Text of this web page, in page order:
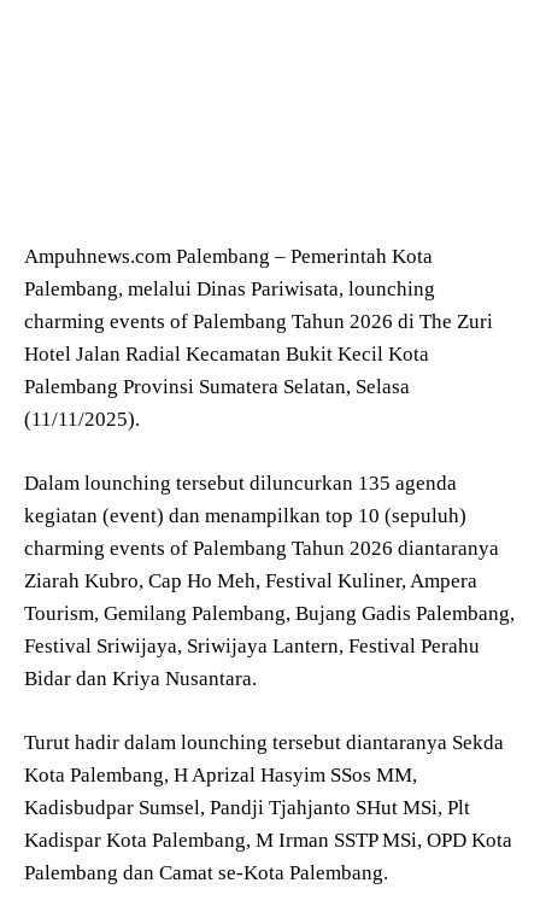
Ampuhnews.com Palembang – Pemerintah Kota
Palembang, melalui Dinas Pariwisata, lounching
charming events of Palembang Tahun 2026 di The Zuri
Hotel Jalan Radial Kecamatan Bukit Kecil Kota
Palembang Provinsi Sumatera Selatan, Selasa
(11/11/2025).
Dalam lounching tersebut diluncurkan 135 agenda
kegiatan (event) dan menampilkan top 10 (sepuluh)
charming events of Palembang Tahun 2026 diantaranya
Ziarah Kubro, Cap Ho Meh, Festival Kuliner, Ampera
Tourism, Gemilang Palembang, Bujang Gadis Palembang,
Festival Sriwijaya, Sriwijaya Lantern, Festival Perahu
Bidar dan Kriya Nusantara.
Turut hadir dalam lounching tersebut diantaranya Sekda
Kota Palembang, H Aprizal Hasyim SSos MM,
Kadisbudpar Sumsel, Pandji Tjahjanto SHut MSi, Plt
Kadispar Kota Palembang, M Irman SSTP MSi, OPD Kota
Palembang dan Camat se-Kota Palembang.